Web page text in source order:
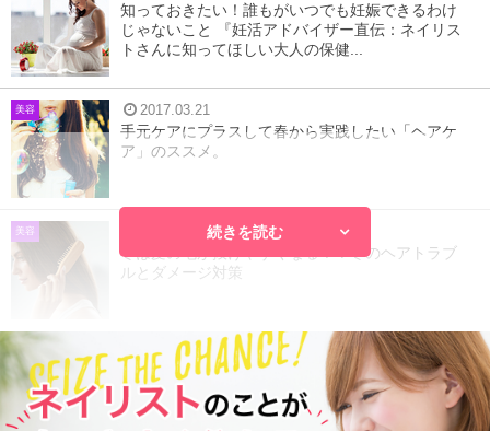
知っておきたい！誰もがいつでも妊娠できるわけ
じゃないこと 『妊活アドバイザー直伝：ネイリス
トさんに知ってほしい大人の保健...
美容 2017.03.21
手元ケアにプラスして春から実践したい「ヘアケ
ア」のススメ。
美容 2017.12.18
冬は髪の毛が抜けやすくなる！？冬のヘアトラブ
ルとダメージ対策
続きを読む